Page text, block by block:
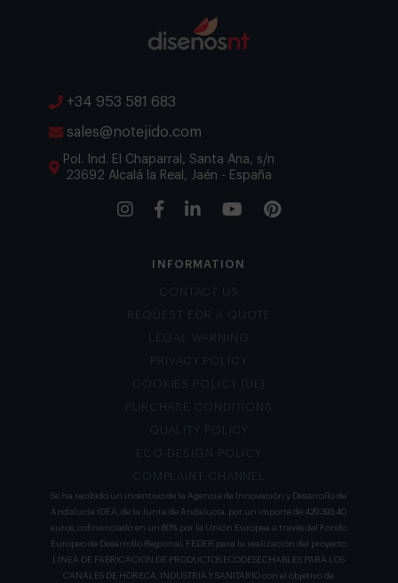
+34 953 581 683
sales@notejido.com
Pol. Ind. El Chaparral, Santa Ana, s/n
23692 Alcalá la Real, Jaén - España
INFORMATION
CONTACT US
REQUEST FOR A QUOTE
LEGAL WARNING
PRIVACY POLICY
COOKIES POLICY (UE)
PURCHASE CONDITIONS
QUALITY POLICY
ECO-DESIGN POLICY
COMPLAINT CHANNEL
Se ha recibido un incentivo de la Agencia de Innovación y Desarrollo de
Andalucía IDEA, de la Junta de Andalucía, por un importe de 429.393,40
euros, cofinanciado en un 80% por la Unión Europea a través del Fondo
Europeo de Desarrollo Regional, FEDER para la realización del proyecto
LÍNEA DE FABRICACION DE PRODUCTOS ECODESECHABLES PARA LOS
CANALES DE HORECA, INDUSTRIA Y SANITARIO con el objetivo de